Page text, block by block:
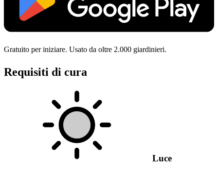
Gratuito per iniziare. Usato da oltre 2.000 giardinieri.
Requisiti di cura
Luce